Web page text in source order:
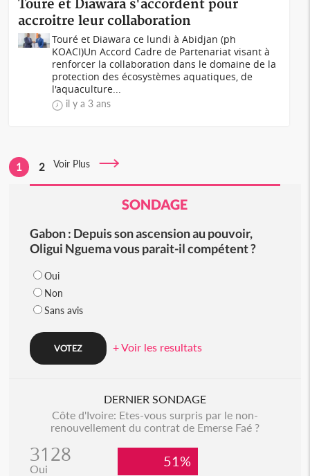
Touré et Diawara s'accordent pour
accroitre leur collaboration
Touré et Diawara ce lundi à Abidjan (ph
KOACI)Un Accord Cadre de Partenariat visant à
renforcer la collaboration dans le domaine de la
protection des écosystèmes aquatiques, de
l'aquaculture...
il y a 3 ans
1 2 Voir Plus
SONDAGE
Gabon : Depuis son ascension au pouvoir,
Oligui Nguema vous parait-il compétent ?
Oui
Non
Sans avis
+ Voir les resultats
DERNIER SONDAGE
Côte d'Ivoire: Etes-vous surpris par le non-
renouvellement du contrat de Emerse Faé ?
3128
Oui 51%